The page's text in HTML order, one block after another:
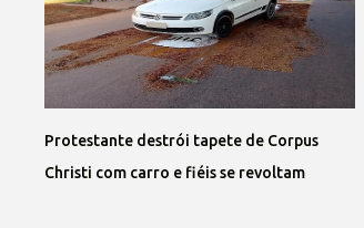
Protestante destrói tapete de Corpus
Christi com carro e fiéis se revoltam